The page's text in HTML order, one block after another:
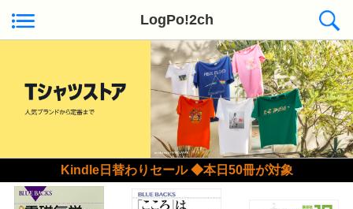
LogPo!2ch
Kindle日替わりセール ◆本日50冊が対象